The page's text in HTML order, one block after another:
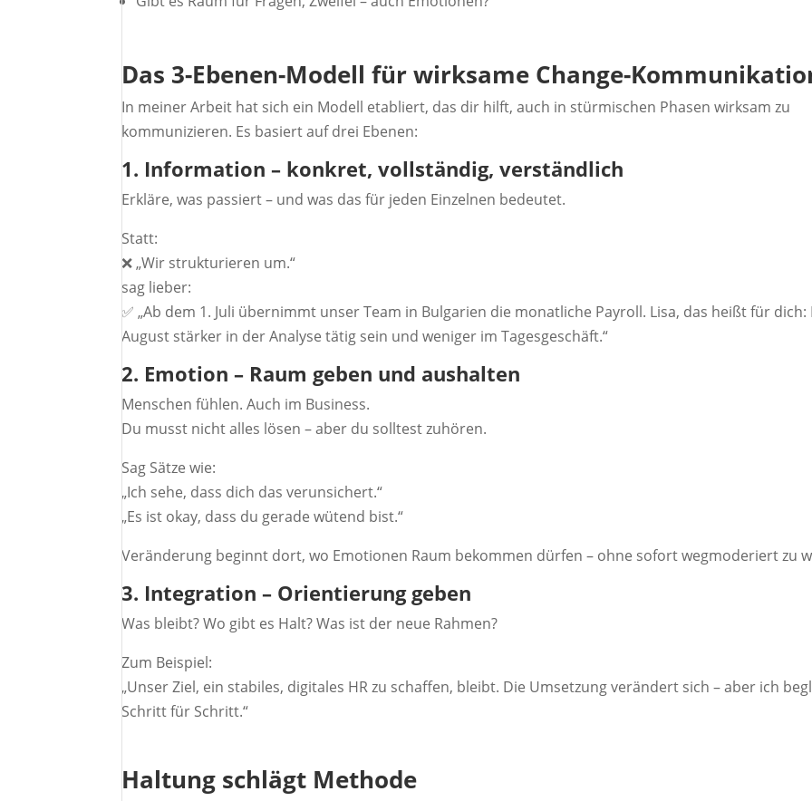
Das 3-Ebenen-Modell für wirksame Change-
In meiner Arbeit hat sich ein Modell etabliert, das dir hilft, auch in stürmischen Phasen wirksam zu
kommunizieren. Es basiert auf drei Ebenen:
1. Information – konkret, vollständig, verständlich
Erkläre, was passiert – und was das für jeden Einzelnen bedeutet.
Statt:
❌ „Wir strukturieren um.“
sag lieber:
✅ „Ab dem 1. Juli übernimmt unser Team in Bulgarien die monatliche Payroll. Lisa, das heißt für
August stärker in der Analyse tätig sein und weniger im Tagesgeschäft.“
2. Emotion – Raum geben und aushalten
Menschen fühlen. Auch im Business.
Du musst nicht alles lösen – aber du solltest zuhören.
Sag Sätze wie:
„Ich sehe, dass dich das verunsichert.“
„Es ist okay, dass du gerade wütend bist.“
Veränderung beginnt dort, wo Emotionen Raum bekommen dürfen – ohne sofort wegmoderiert zu
3. Integration – Orientierung geben
Was bleibt? Wo gibt es Halt? Was ist der neue Rahmen?
Zum Beispiel:
„Unser Ziel, ein stabiles, digitales HR zu schaffen, bleibt. Die Umsetzung verändert sich – aber ich
Schritt für Schritt.“
Haltung schlägt Methode